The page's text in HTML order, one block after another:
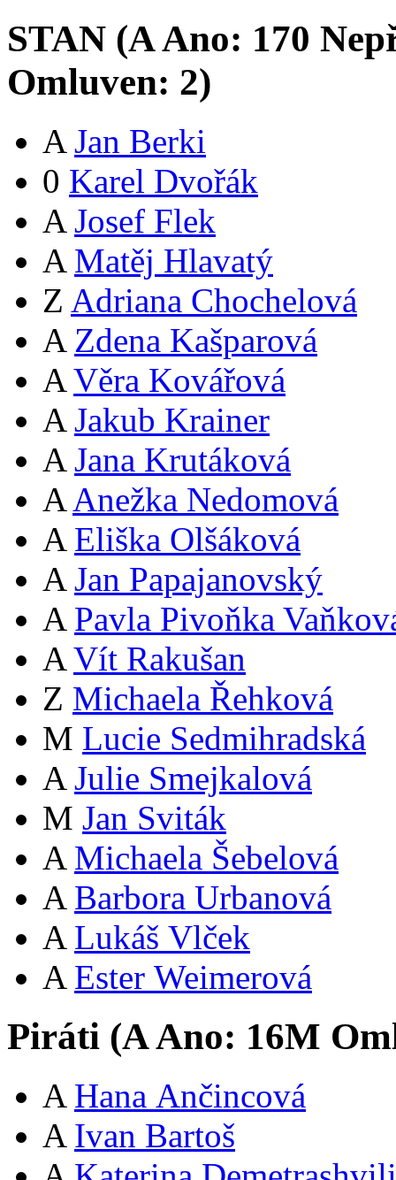
STAN (AAno: 170
Omluven: 2)
A Jan Berki
0 Karel Dvořák
A Josef Flek
A Matěj Hlavatý
Z Adriana Chochelová
A Zdena Kašparová
A Věra Kovářová
A Jakub Krainer
A Jana Krutáková
A Anežka Nedomová
A Eliška Olšáková
A Jan Papajanovský
A Pavla Pivoňka
A Vít Rakušan
Z Michaela Řehková
M Lucie Sedmihradská
A Julie Smejkalová
M Jan Sviták
A Michaela Šebelová
A Barbora Urbanová
A Lukáš Vlček
A Ester Weimerová
Piráti (AAno: 16M
A Hana Ančincová
A Ivan Bartoš